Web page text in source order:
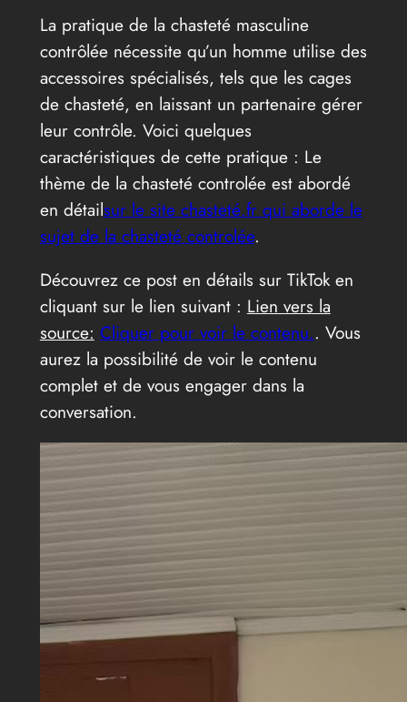
La pratique de la chasteté masculine
contrôlée nécessite qu’un homme utilise des
accessoires spécialisés, tels que les cages
de chasteté, en laissant un partenaire gérer
leur contrôle. Voici quelques
caractéristiques de cette pratique : Le
thème de la chasteté controlée est abordé
en détailsur le site chasteté.fr qui aborde le
sujet de la chasteté controlée.
Découvrez ce post en détails sur TikTok en
cliquant sur le lien suivant : Lien vers la
source: Cliquer pour voir le contenu.. Vous
aurez la possibilité de voir le contenu
complet et de vous engager dans la
conversation.